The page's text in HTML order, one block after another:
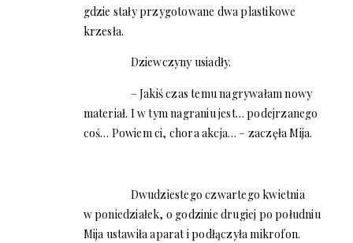
gdzie stały przygotowane dwa plastikowe
krzesła.
Dziewczyny usiadły.
– Jakiś czas temu nagrywałam nowy
materiał. I w tym nagraniu jest… podejrzanego
coś… Powiem ci, chora akcja… – zaczęła Mija.
Dwudziestego czwartego kwietnia
w poniedziałek, o godzinie drugiej po południu
Mija ustawiła aparat i podłączyła mikrofon.